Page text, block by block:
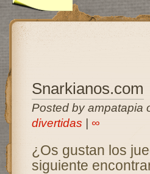
Snarkianos.com
Posted by ampatapia
divertidas
∞
¿Os gustan los
siguiente